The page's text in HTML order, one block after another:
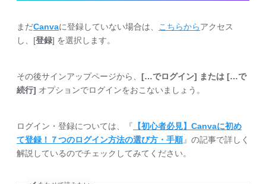
まだCanvaに登録していない場合は、 こちらからアクセス
し、[登録] を選択します。
その後サインアップページから、 […でログイン] または […で
続行] オプションでログインをおこないましょう。
ログイン・登録については、『 【初心者必見】Canvaに初め
て登録！７つのログイン方法の選び方・手順』の記事で詳しく
解説しているのでチェックしてみてください。